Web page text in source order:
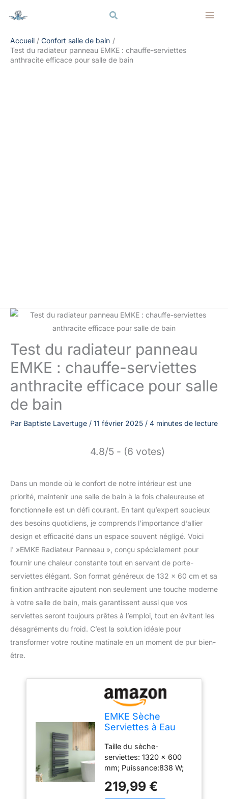
Rechercher
Accueil
Confort salle de bain
Test du radiateur panneau EMKE : chauffe-serviettes
anthracite efficace pour salle de bain
Test du radiateur panneau
EMKE : chauffe-serviettes
anthracite efficace pour salle
de bain
Par Baptiste Lavertuge / 11 février 2025 / 4 minutes de lecture
4.8/5 - (6 votes)
Dans un monde où le confort de notre intérieur est une
priorité, maintenir une salle de bain à la fois chaleureuse et
fonctionnelle est un défi courant. En tant qu’expert soucieux
des besoins quotidiens, je comprends l’importance d’allier
design et efficacité dans un espace souvent négligé. Voici
l' »EMKE Radiateur Panneau », conçu spécialement pour
fournir une chaleur constante tout en servant de porte-
serviettes élégant. Son format généreux de 132 x 60 cm et sa
finition anthracite ajoutent non seulement une touche moderne
à votre salle de bain, mais garantissent aussi que vos
serviettes seront toujours prêtes à l’emploi, tout en évitant les
désagréments du froid. C’est la solution idéale pour
transformer votre routine matinale en un moment de pur bien-
être.
EMKE Sèche
Serviettes à Eau
x 60 cm, Anthracite
Taille du sèche-
serviettes: 1320 x 600
mm; Puissance:838 W;
㎡; Type d'énergie: eau
219,99 €